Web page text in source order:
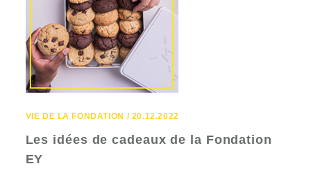
VIE DE LA FONDATION / 20.12.2022
Les idées de cadeaux de la Fondation
EY